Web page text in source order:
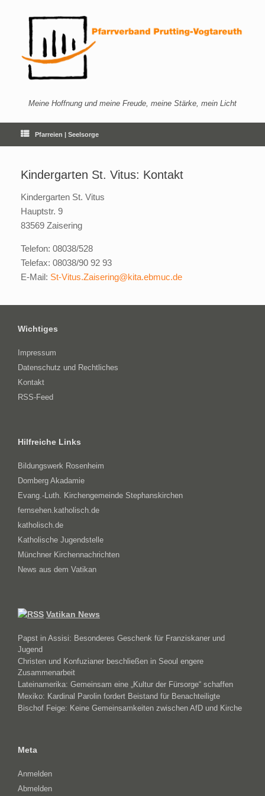
Meine Hoffnung und meine Freude, meine Stärke, mein Licht
Pfarreien | Seelsorge
Kindergarten St. Vitus: Kontakt
Kindergarten St. Vitus
Hauptstr. 9
83569 Zaisering
Telefon: 08038/528
Telefax: 08038/90 92 93
E-Mail: St-Vitus.Zaisering@kita.ebmuc.de
Wichtiges
Impressum
Datenschutz und Rechtliches
Kontakt
RSS-Feed
Hilfreiche Links
Bildungswerk Rosenheim
Domberg Akadamie
Evang.-Luth. Kirchengemeinde Stephanskirchen
fernsehen.katholisch.de
katholisch.de
Katholische Jugendstelle
Münchner Kirchennachrichten
News aus dem Vatikan
Vatikan News
Papst in Assisi: Besonderes Geschenk für Franziskaner und
Jugend
Christen und Konfuzianer beschließen in Seoul engere
Zusammenarbeit
Lateinamerika: Gemeinsam eine „Kultur der Fürsorge“ schaffen
Mexiko: Kardinal Parolin fordert Beistand für Benachteiligte
Bischof Feige: Keine Gemeinsamkeiten zwischen AfD und Kirche
Meta
Anmelden
Abmelden